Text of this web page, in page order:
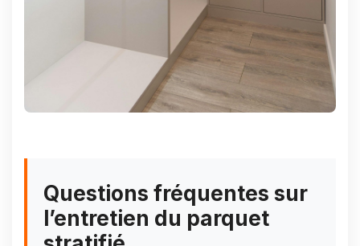
Questions fréquentes sur
l’entretien du parquet